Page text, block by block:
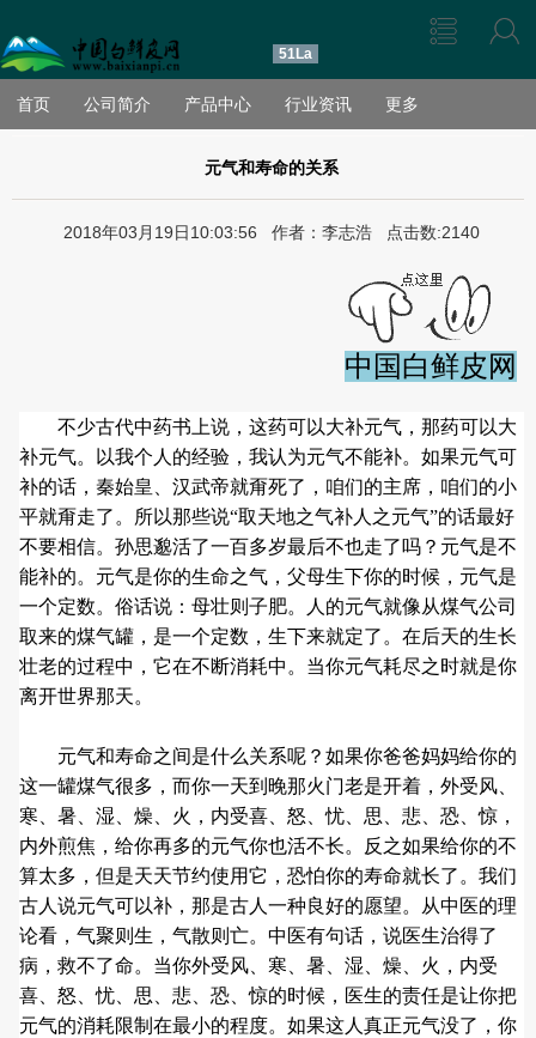
51La
首页 公司简介 产品中心 行业资讯 更多
元气和寿命的关系
2018年03月19日10:03:56 作者：李志浩 点击数:2140
中国白鲜皮网
不少古代中药书上说，这药可以大补元气，那药可以大
补元气。以我个人的经验，我认为元气不能补。如果元气可
补的话，秦始皇、汉武帝就甭死了，咱们的主席，咱们的小
平就甭走了。所以那些说“取天地之气补人之元气”的话最好
不要相信。孙思邈活了一百多岁最后不也走了吗？元气是不
能补的。元气是你的生命之气，父母生下你的时候，元气是
一个定数。俗话说：母壮则子肥。人的元气就像从煤气公司
取来的煤气罐，是一个定数，生下来就定了。在后天的生长
壮老的过程中，它在不断消耗中。当你元气耗尽之时就是你
离开世界那天。
元气和寿命之间是什么关系呢？如果你爸爸妈妈给你的
这一罐煤气很多，而你一天到晚那火门老是开着，外受风、
寒、暑、湿、燥、火，内受喜、怒、忧、思、悲、恐、惊，
内外煎焦，给你再多的元气你也活不长。反之如果给你的不
算太多，但是天天节约使用它，恐怕你的寿命就长了。我们
古人说元气可以补，那是古人一种良好的愿望。从中医的理
论看，气聚则生，气散则亡。中医有句话，说医生治得了
病，救不了命。当你外受风、寒、暑、湿、燥、火，内受
喜、怒、忧、思、悲、恐、惊的时候，医生的责任是让你把
元气的消耗限制在最小的程度。如果这人真正元气没了，你